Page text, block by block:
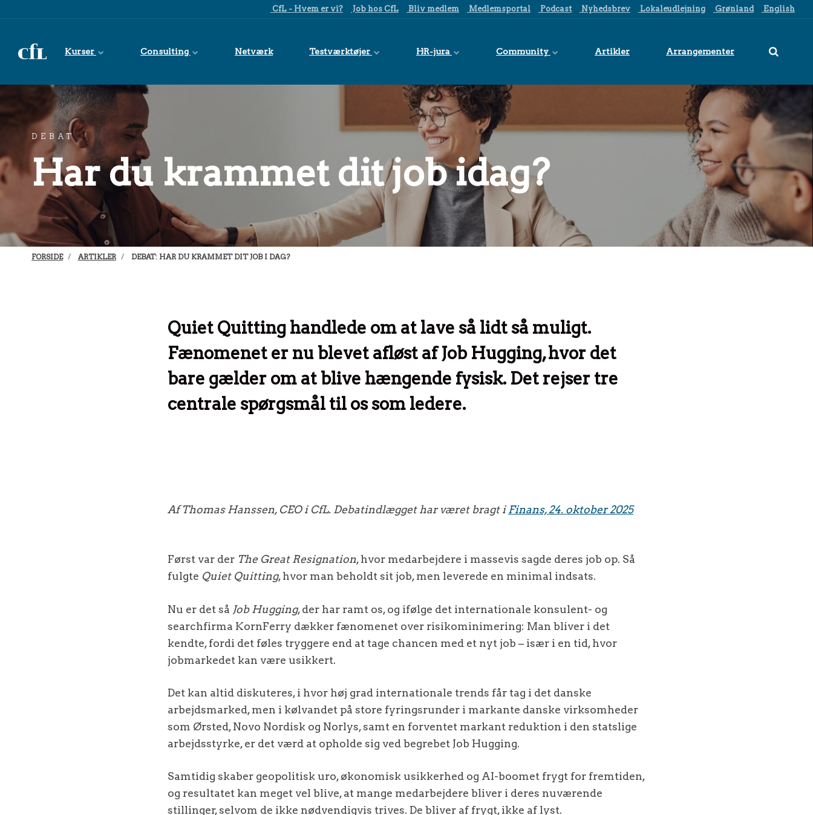
CfL - Hvem er vi? Job hos CfL Bliv medlem Medlemsportal Podcast Nyhedsbrev Lokaleudlejning Grønland English
Kurser Consulting Netværk Testværktøjer HR-jura Community Artikler Arrangementer
DEBAT
Har du krammet dit job idag?
FORSIDE ARTIKLER DEBAT: HAR DU KRAMMET DIT JOB I DAG?
Quiet Quitting handlede om at lave så lidt så muligt.
Fænomenet er nu blevet afløst af Job Hugging, hvor det
bare gælder om at blive hængende fysisk. Det rejser tre
centrale spørgsmål til os som ledere.
Af Thomas Hanssen, CEO i CfL. Debatindlægget har været bragt iFinans, 24. oktober 2025
Først var der The Great Resignation, hvor medarbejdere i massevis sagde deres job op. Så
fulgte Quiet Quitting, hvor man beholdt sit job, men leverede en minimal indsats.
Nu er det så Job Hugging, der har ramt os, og ifølge det internationale konsulent- og
searchfirma KornFerry dækker fænomenet over risikominimering: Man bliver i det
kendte, fordi det føles tryggere end at tage chancen med et nyt job – især i en tid, hvor
jobmarkedet kan være usikkert.
Det kan altid diskuteres, i hvor høj grad internationale trends får tag i det danske
arbejdsmarked, men i kølvandet på store fyringsrunder i markante danske virksomheder
som Ørsted, Novo Nordisk og Norlys, samt en forventet markant reduktion i den statslige
arbejdsstyrke, er det værd at opholde sig ved begrebet Job Hugging.
Samtidig skaber geopolitisk uro, økonomisk usikkerhed og AI-boomet frygt for fremtiden,
og resultatet kan meget vel blive, at mange medarbejdere bliver i deres nuværende
stillinger, selvom de ikke nødvendigvis trives. De bliver af frygt, ikke af lyst.